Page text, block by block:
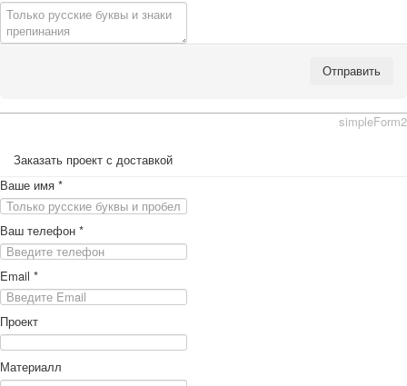
Отправить
simpleForm2
Заказать проект с доставкой
Ваше имя *
Ваш телефон *
Email *
Проект
Материалл